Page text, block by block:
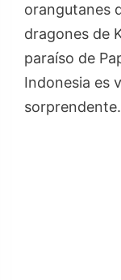
orangutanes
dragones de
paraíso de
Indonesia es
sorprendente.